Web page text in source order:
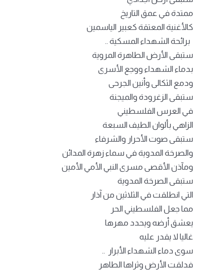
ممتدة في عمق التاريخ
كالأغنية المعتقة كعبير الياسمين
برائحة الشهداء المسكية ..
ستبقى الأرض الطاهرة المروية
بدماء الشهداء ووجع الأسرى
ودمع الثكالى وأنين الجرحى
ستبقى الزغرودة والميجنة
في العرس الفلسطيني
الزاهي بألوان الطيف السبعة
ستبقى صوت الأحرار والشرفاء
والصرخة المدوية في سماء زهرة المدائن
ومآذن الأقصى مسرى النبي الأمي الأمين
ستبقى الصرخة المدوية
التي انطلقت في الثلاثين من آذار
مما جعل الفلسطيني الحر
يعشق أرضه ويحدد مهرها
غاليا لا يقدر عليه
سوى دماء الشهداء الأبرار ..
فدلقت الأرض وثراها الطاهر